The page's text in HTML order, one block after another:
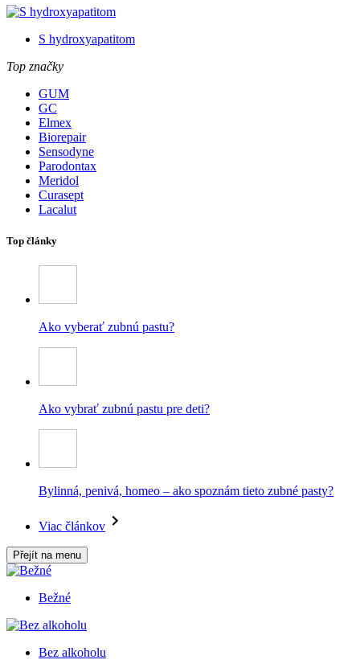
S hydroxyapatitom
Top značky
GUM
GC
Elmex
Biorepair
Sensodyne
Parodontax
Meridol
Curasept
Lacalut
Top články
Ako vyberať zubnú pastu?
Ako vybrať zubnú pastu pre deti?
Bylinná, penivá, homeo – ako spoznám tieto zubné pasty?
Viac článkov
Přejít na menu
Bežné
Bez alkoholu